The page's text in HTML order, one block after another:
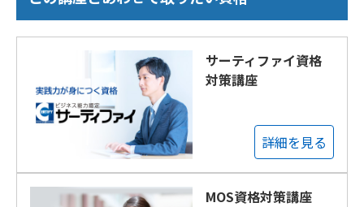
サーティファイ資格
対策講座
詳細を見る
MOS資格対策講座